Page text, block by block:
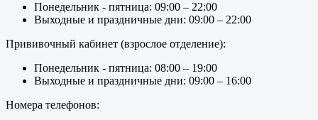
Понедельник - пятница: 09:00 – 22:00
Выходные и праздничные дни: 09:00 – 22:00
Прививочный кабинет (взрослое отделение):
Понедельник - пятница: 08:00 – 19:00
Выходные и праздничные дни: 09:00 – 16:00
Номера телефонов: